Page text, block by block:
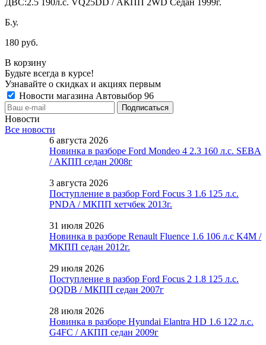
Б.у.
180 руб.
В корзину
Будьте всегда в курсе!
Узнавайте о скидках и акциях первым
Новости магазина Автовыбор 96
Новости
Все новости
6 августа 2026
Новинка в разборе Ford Mondeo 4 2.3 160 л.с. SEBA
/ АКПП седан 2008г
3 августа 2026
Поступление в разбор Ford Focus 3 1.6 125 л.с.
PNDA / МКПП хетчбек 2013г.
31 июля 2026
Новинка в разборе Renault Fluence 1.6 106 л.с K4M /
МКПП седан 2012г.
29 июля 2026
Поступление в разбор Ford Focus 2 1.8 125 л.с.
QQDB / МКПП седан 2007г
28 июля 2026
Новинка в разборе Hyundai Elantra HD 1.6 122 л.с.
G4FC / АКПП седан 2009г